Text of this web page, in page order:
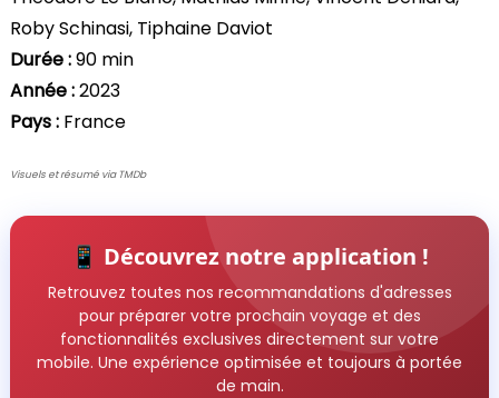
Roby Schinasi, Tiphaine Daviot
Durée :90 min
Année :2023
Pays : France
Visuels et résumé via TMDb
📱 Découvrez notre application !
Retrouvez toutes nos recommandations d'adresses
pour préparer votre prochain voyage et des
fonctionnalités exclusives directement sur votre
mobile. Une expérience optimisée et toujours à portée
de main.